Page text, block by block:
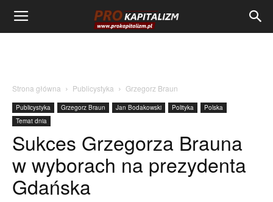
Strona główna Publicystyka Grzegorz Braun
Publicystyka Grzegorz Braun Jan Bodakowski Polityka
Polska
Temat dnia
Sukces Grzegorza Brauna
w wyborach na prezydenta
Gdańska